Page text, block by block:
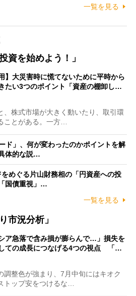
一覧を見る
資を始めよう！」
】大災害時に慌てないために平時から
たい3つのポイント「資産の棚卸し…
株式市場が大きく動いたり、取引環
ことがある。一方…
ド」、何が変わったのかポイントを解
体的な説…
をめぐる片山財務相の「円資産への投
国債重視」…
一覧を見る
市況分析」
ア急落で含み損が膨らんで…」損失を
ての成長につなげる4つの視点 「…
整色が強まり、7月中旬にはキオク
トップ安をつけるな…